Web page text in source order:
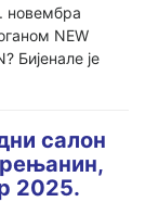
новембра
NEW
Бијенале је
салон
2025.